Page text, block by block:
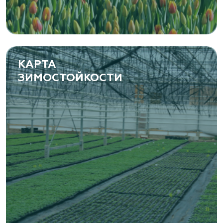
Самарская область, с. Подстепки, ул.
Фермерская 14 А
(8482) 650 010
www.yoly-paly.ru
«ВЕНЕВ» питомник растений
Тульская область, Венёвский р-н, село
Борщевое, улица Лесная, д. 13
8 963 224 87 99
https://www.venev1.ru/
«ВЕНЕВ» питомник растений
Тульская область, Венёвский р-н, село
Борщевое, улица Лесная, д. 13
КАРТА
ЗИМОСТОЙКОСТИ